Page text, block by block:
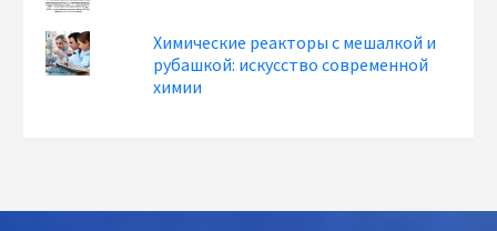
Химические реакторы с мешалкой и
рубашкой: искусство современной
химии